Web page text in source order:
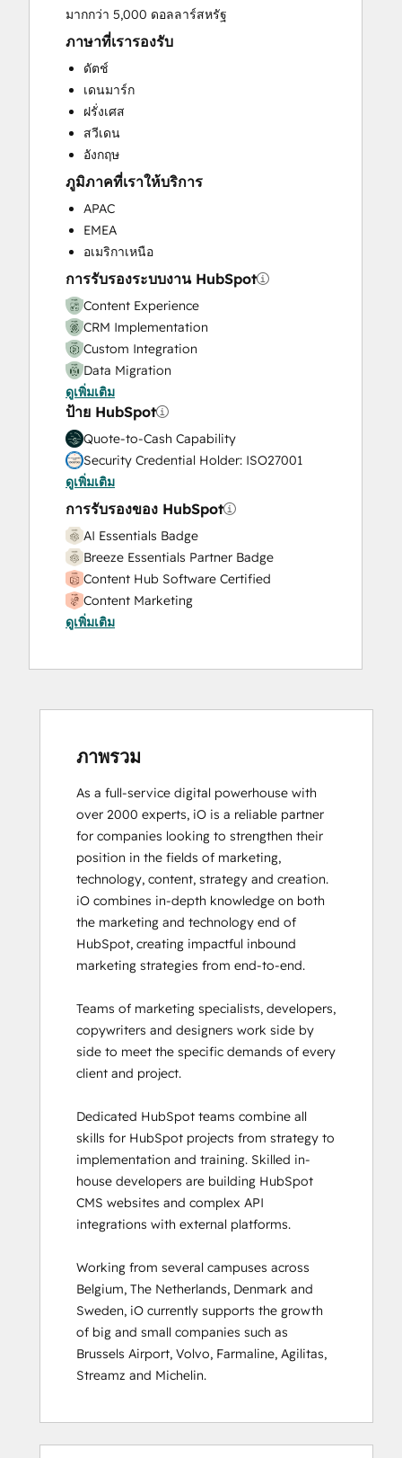
Email Marketing
Full Inbound Marketing Services
Help Desk Implementation
HubSpot Onboarding
Knowledge Base Development
Paid Advertising
Programmable Automation
Sales and Marketing Alignment
Sales Coaching and Training
Sales Enablement
Search Engine Optimization
Social Media
Video Production
Website Design
Website Development
Website Migration
มากกว่า 5,000 ดอลลาร์สหรัฐ
ภาษาที่เรารองรับ
ดัตช์
เดนมาร์ก
ฝรั่งเศส
สวีเดน
อังกฤษ
ภูมิภาคที่เราให้บริการ
APAC
EMEA
อเมริกาเหนือ
การรับรองระบบงาน HubSpot
Content Experience
CRM Implementation
Custom Integration
Data Migration
Onboarding
Service Implementation
Solutions Architecture Design
ดูเพิ่มเติม
ป้าย HubSpot
Quote-to-Cash Capability
Security Credential Holder: ISO27001
ดูเพิ่มเติม
การรับรองของ HubSpot
AI Essentials Badge
Breeze Essentials Partner Badge
Content Hub Software Certified
Content Marketing
CRM Data Migration Certification
Digital Advertising
Email Marketing Certification
Frictionless Sales
HubSpot Architecture I: Data Models and
APIs
HubSpot Architecture II: Content and
Messaging Tools
HubSpot CMS for Developers II
HubSpot Content Hub Software
HubSpot Email Marketing Software
Certification
HubSpot Implementation for Partners
Certification
HubSpot Marketing Software
HubSpot Reporting
HubSpot Sales Hub Software
HubSpot Solutions Partner
HubSpot Trainer Certification
Inbound
Inbound Marketing
Inbound Marketing Optimization
Inbound Sales
Marketing Hub Demo
Objectives-Based Onboarding
Platform Consulting
Revenue Operations
Sales Enablement
Sales Management Training: Strategies
Sales Team
Salesforce Integration Certification
ดูเพิ่มเติม
ภาพรวม
As a full-service digital powerhouse with
over 2000 experts, iO is a reliable partner
for companies looking to strengthen their
position in the fields of marketing,
technology, content, strategy and creation.
iO combines in-depth knowledge on both
the marketing and technology end of
HubSpot, creating impactful inbound
marketing strategies from end-to-end.
Teams of marketing specialists, developers,
copywriters and designers work side by
side to meet the specific demands of every
client and project.
Dedicated HubSpot teams combine all
skills for HubSpot projects from strategy to
implementation and training. Skilled in-
house developers are building HubSpot
CMS websites and complex API
integrations with external platforms.
Working from several campuses across
Belgium, The Netherlands, Denmark and
Sweden, iO currently supports the growth
of big and small companies such as
Brussels Airport, Volvo, Farmaline, Agilitas,
Streamz and Michelin.